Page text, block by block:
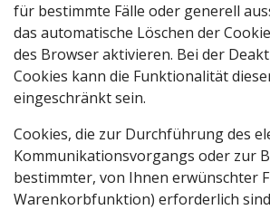
für bestimmte Fälle oder generell
das automatische Löschen der
des Browser aktivieren. Bei der
Cookies kann die Funktionalität
eingeschränkt sein.
Cookies, die zur Durchführung des
Kommunikationsvorgangs oder zur
bestimmter, von Ihnen erwünschter
Warenkorbfunktion) erforderlich